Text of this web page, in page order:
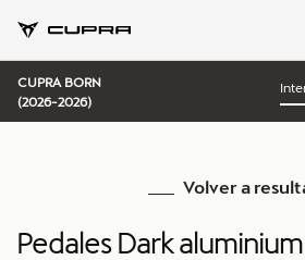
CUPRA BORN
(2026-2026)
Volver a
Pedales Dark